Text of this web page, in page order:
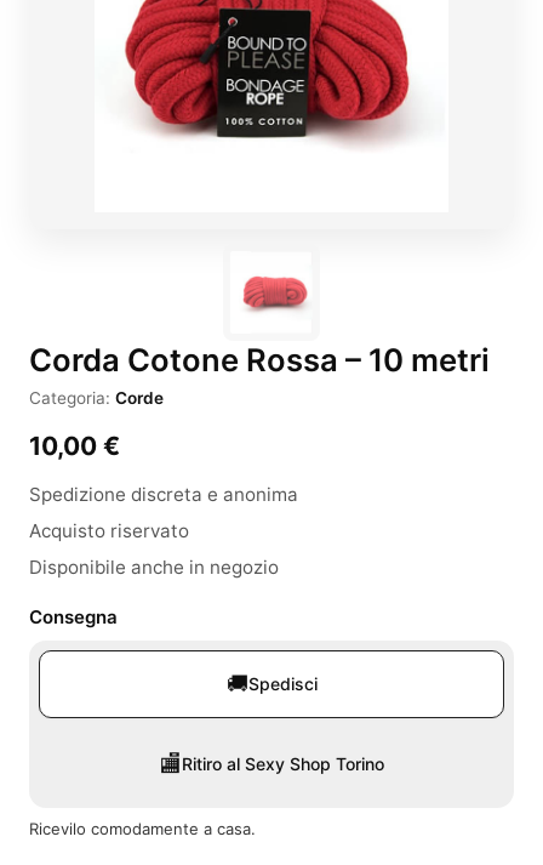
Corda Cotone Rossa – 10 metri
Categoria: Corde
10,00 €
Spedizione discreta e anonima
Acquisto riservato
Disponibile anche in negozio
Consegna
🚚Spedisci
🏬Ritiro al Sexy Shop Torino
Ricevilo comodamente a casa.